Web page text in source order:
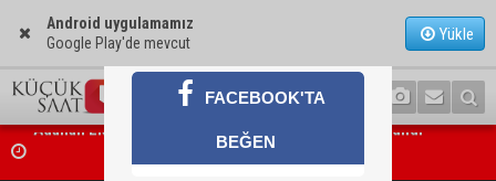
Android uygulamamız
Google Play'de mevcut
Yükle
Bakan Gürlek: “Hiçbir orman yangınının faili meçhul kalmasına
FACEBOOK'TA
BEĞEN